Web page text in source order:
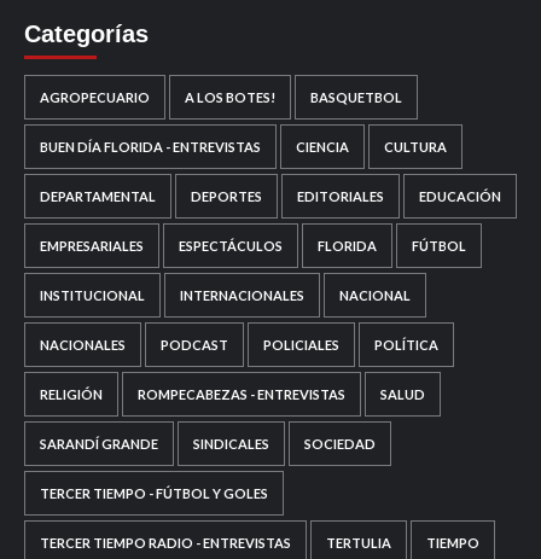
Categorías
AGROPECUARIO A LOS BOTES! BASQUETBOL
BUEN DÍA FLORIDA - ENTREVISTAS CIENCIA CULTURA
DEPARTAMENTAL DEPORTES EDITORIALES EDUCACIÓN
EMPRESARIALES ESPECTÁCULOS FLORIDA FÚTBOL
INSTITUCIONAL INTERNACIONALES NACIONAL
NACIONALES PODCAST POLICIALES POLÍTICA
RELIGIÓN ROMPECABEZAS - ENTREVISTAS SALUD
SARANDÍ GRANDE SINDICALES SOCIEDAD
TERCER TIEMPO - FÚTBOL Y GOLES
TERCER TIEMPO RADIO - ENTREVISTAS TERTULIA TIEMPO